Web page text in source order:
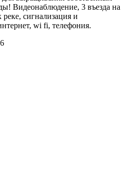
Видеонаблюдение, 3 въезда на
сигнализация и
wi fi, телефония.